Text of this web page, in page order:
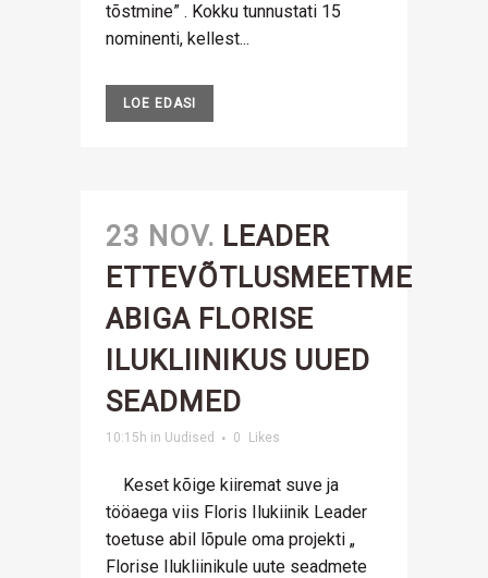
tõstmine” . Kokku tunnustati 15
nominenti, kellest...
LOE EDASI
23 NOV. LEADER
ETTEVÕTLUSMEETME
ABIGA FLORISE
ILUKLIINIKUS UUED
SEADMED
10:15h in Uudised 0 Likes
Keset kõige kiiremat suve ja
tööaega viis Floris Ilukiinik Leader
toetuse abil lõpule oma projekti „
Florise Ilukliinikule uute seadmete